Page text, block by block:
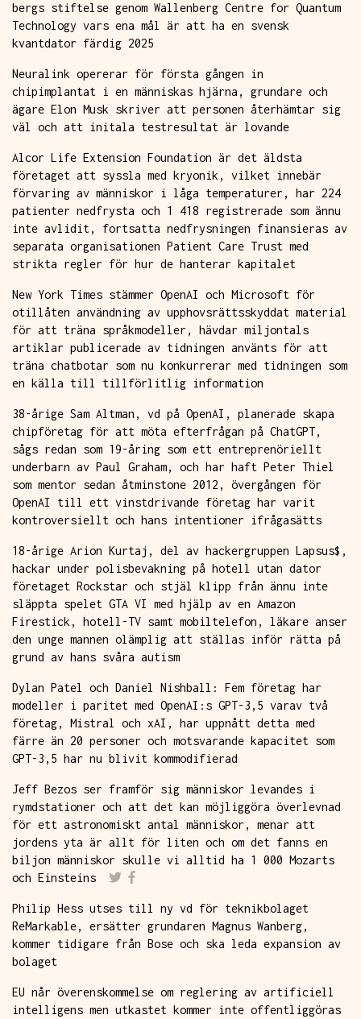
bergs stiftelse genom Wallenberg Centre for Quantum
Technology vars ena mål är att ha en svensk
kvantdator färdig 2025
Neuralink opererar för första gången in
chipimplantat i en människas hjärna, grundare och
ägare Elon Musk skriver att personen återhämtar sig
väl och att initala testresultat är lovande
Alcor Life Extension Foundation är det äldsta
företaget att syssla med kryonik, vilket innebär
förvaring av människor i låga temperaturer, har 224
patienter nedfrysta och 1 418 registrerade som ännu
inte avlidit, fortsatta nedfrysningen finansieras av
separata organisationen Patient Care Trust med
strikta regler för hur de hanterar kapitalet
New York Times stämmer OpenAI och Microsoft för
otillåten användning av upphovsrättsskyddat material
för att träna språkmodeller, hävdar miljontals
artiklar publicerade av tidningen använts för att
träna chatbotar som nu konkurrerar med tidningen som
en källa till tillförlitlig information
38-årige Sam Altman, vd på OpenAI, planerade skapa
chipföretag för att möta efterfrågan på ChatGPT,
sågs redan som 19-åring som ett entreprenöriellt
underbarn av Paul Graham, och har haft Peter Thiel
som mentor sedan åtminstone 2012, övergången för
OpenAI till ett vinstdrivande företag har varit
kontroversiellt och hans intentioner ifrågasätts
18-årige Arion Kurtaj, del av hackergruppen Lapsus$,
hackar under polisbevakning på hotell utan dator
företaget Rockstar och stjäl klipp från ännu inte
släppta spelet GTA VI med hjälp av en Amazon
Firestick, hotell-TV samt mobiltelefon, läkare anser
den unge mannen olämplig att ställas inför rätta på
grund av hans svåra autism
Dylan Patel och Daniel Nishball: Fem företag har
modeller i paritet med OpenAI:s GPT-3,5 varav två
företag, Mistral och xAI, har uppnått detta med
färre än 20 personer och motsvarande kapacitet som
GPT-3,5 har nu blivit kommodifierad
Jeff Bezos ser framför sig människor levandes i
rymdstationer och att det kan möjliggöra överlevnad
för ett astronomiskt antal människor, menar att
jordens yta är allt för liten och om det fanns en
biljon människor skulle vi alltid ha 1 000 Mozarts
och Einsteins
Philip Hess utses till ny vd för teknikbolaget
ReMarkable, ersätter grundaren Magnus Wanberg,
kommer tidigare från Bose och ska leda expansion av
bolaget
EU når överenskommelse om reglering av artificiell
intelligens men utkastet kommer inte offentliggöras